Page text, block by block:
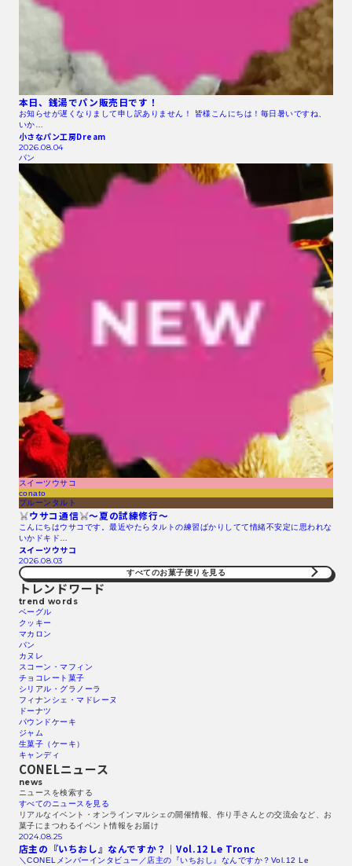
本日、銭湯でパン販売日です！
お知らせが遅くなりまして申し訳ありません！ 皆様こんにちは！毎日暑いですね、
いか…
小さなパン工房Dream
2026.08.04
パン
スイーツウサコ
conato
プルーンタルト
ウサコ通信 〜夏の試練修行〜
こんにちはウサコです。最近やたらタルトの練習ばかりしてて情緒不安定に思われな
いかドキド…
スイーツウサコ
2026.08.03
すべてのお菓子便りを見る
トレンドワード
trend words
ベーグル
クッキー
マカロン
パン
カヌレ
スコーン・マフィン
チョコレート菓子
シリアル・グラノーラ
フィナンシェ・マドレーヌ
ドーナツ
パウンドケーキ
ジャム
生菓子（ケーキ）
キャンディ
CONELニュース
news
ニュースを検索する​
すべてのニュースを見る​
リアルなイベント・オンラインマルシェの開催情報、作り手さんとの交流会など、お
菓子にまつわるイベント情報をお届け
2024.08.25
店主の『いちおし』なんですか？｜Vol.12 Le Tronc
＼CONELメンバーインタビュー／店主の『いちおし』なんですか？Vol.12 Le